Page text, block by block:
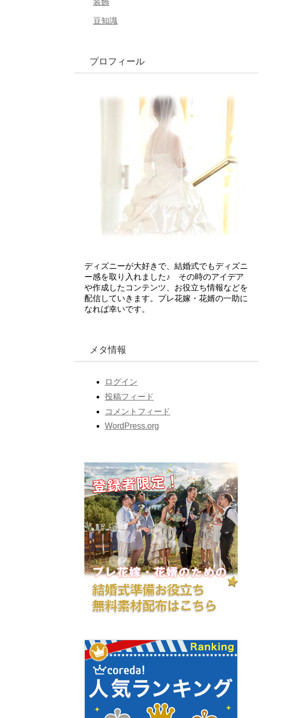
装飾
豆知識
プロフィール
ディズニーが大好きで、結婚式でもディズニ
ー感を取り入れました♪ その時のアイデア
や作成したコンテンツ、お役立ち情報などを
配信していきます。プレ花嫁・花婿の一助に
なれば幸いです。
メタ情報
ログイン
投稿フィード
コメントフィード
WordPress.org